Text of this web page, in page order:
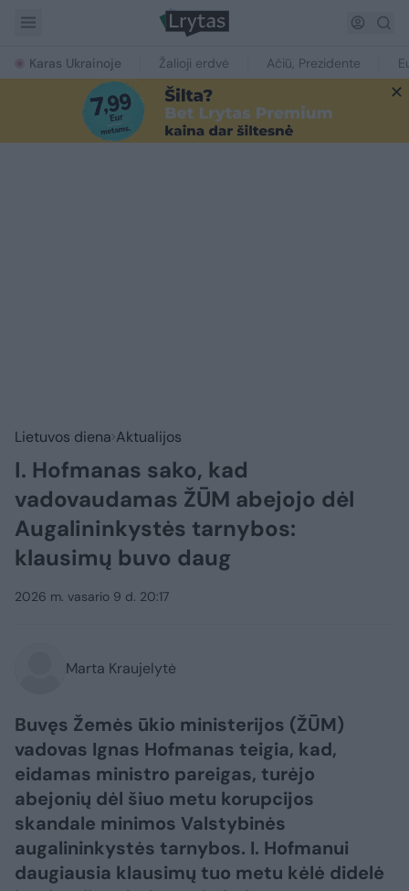
Karas Ukrainoje Žalioji erdvė Ačiū, Prezidente
Lietuvos diena Aktualijos
I. Hofmanas sako, kad
vadovaudamas ŽŪM abejojo dėl
Augalininkystės tarnybos:
klausimų buvo daug
2026 m. vasario 9 d. 20:17
Marta Kraujelytė
Buvęs Žemės ūkio ministerijos (ŽŪM)
vadovas Ignas Hofmanas teigia, kad,
eidamas ministro pareigas, turėjo
abejonių dėl šiuo metu korupcijos
skandale minimos Valstybinės
augalininkystės tarnybos. I. Hofmanui
daugiausia klausimų tuo metu kėlė didelė